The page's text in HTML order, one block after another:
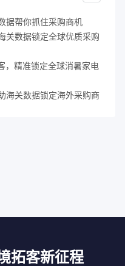
据帮你抓住采购商机
关数据锁定全球优质采购
，精准锁定全球消暑家电
海关数据锁定海外采购商
拓客新征程